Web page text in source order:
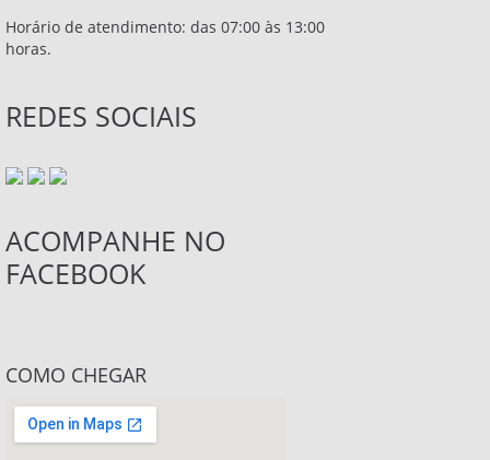
Horário de atendimento: das 07:00 às 13:00
horas.
REDES SOCIAIS
ACOMPANHE NO
FACEBOOK
COMO CHEGAR